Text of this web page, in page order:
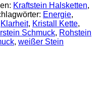
Kraftstein Halsketten,
Energie,
Klarheit, Kristall Kette,
Schmuck, Rohstein
, weißer Stein